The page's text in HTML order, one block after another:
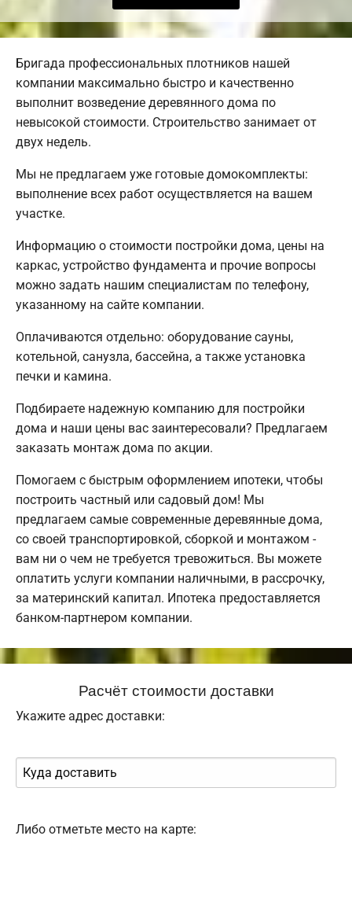
Бригада профессиональных плотников нашей
компании максимально быстро и качественно
выполнит возведение деревянного дома по
невысокой стоимости. Строительство занимает от
двух недель.
Мы не предлагаем уже готовые домокомплекты:
выполнение всех работ осуществляется на вашем
участке.
Информацию о стоимости постройки дома, цены на
каркас, устройство фундамента и прочие вопросы
можно задать нашим специалистам по телефону,
указанному на сайте компании.
Оплачиваются отдельно: оборудование сауны,
котельной, санузла, бассейна, а также установка
печки и камина.
Подбираете надежную компанию для постройки
дома и наши цены вас заинтересовали? Предлагаем
заказать монтаж дома по акции.
Помогаем с быстрым оформлением ипотеки, чтобы
построить частный или садовый дом! Мы
предлагаем самые современные деревянные дома,
со своей транспортировкой, сборкой и монтажом -
вам ни о чем не требуется тревожиться. Вы можете
оплатить услуги компании наличными, в рассрочку,
за материнский капитал. Ипотека предоставляется
банком-партнером компании.
Расчёт стоимости доставки
Укажите адрес доставки:
Либо отметьте место на карте: